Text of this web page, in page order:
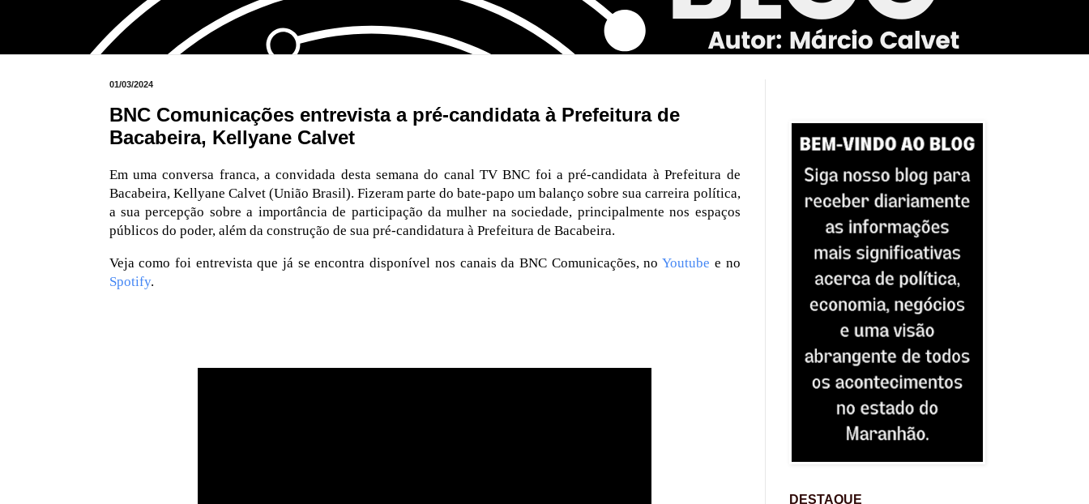
01/03/2024
BNC Comunicações entrevista a pré-candidata à Prefeitura de
Bacabeira, Kellyane Calvet
Em uma conversa franca, a convidada desta semana do canal TV BNC foi a pré-candidata à Prefeitura de
Bacabeira, Kellyane Calvet (União Brasil). Fizeram parte do bate-papo um balanço sobre sua carreira política,
a sua percepção sobre a importância de participação da mulher na sociedade, principalmente nos espaços
públicos do poder, além da construção de sua pré-candidatura à Prefeitura de Bacabeira.
Veja como foi entrevista que já se encontra disponível nos canais da BNC Comunicações, noYoutube e no
Spotify.
DESTAQUE